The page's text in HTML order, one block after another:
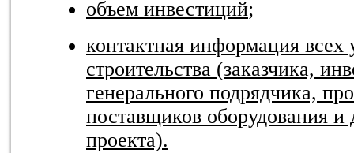
объем инвестиций;
контактная информация всех
строительства (заказчика,
генерального подрядчика,
поставщиков оборудования и
проекта).